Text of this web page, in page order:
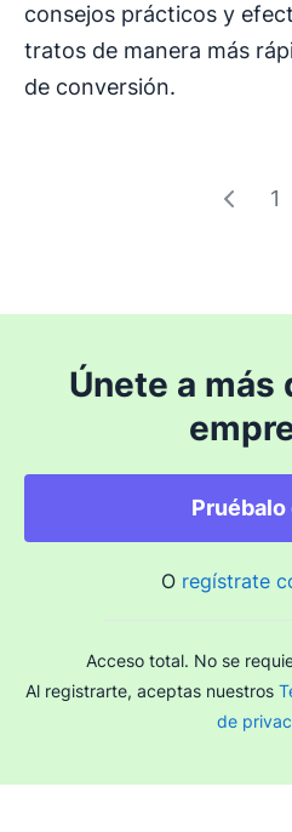
consejos prácticos y
tratos de manera más
de conversión.
1
Únete a más
O regístrate
Acceso total. No se
Al registrarte, aceptas nuestros
de